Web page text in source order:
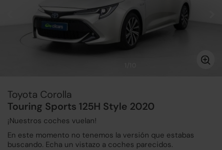
Toyota Corolla
Touring Sports 125H Style 2020
¡Nuestros coches vuelan!
En este momento no tenemos la versión que estabas
buscando. Echa un vistazo a coches parecidos.